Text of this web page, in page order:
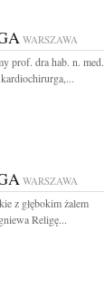
WARSZAWA
prof. dra hab. n. med.
WARSZAWA
z głębokim żalem
Religę...